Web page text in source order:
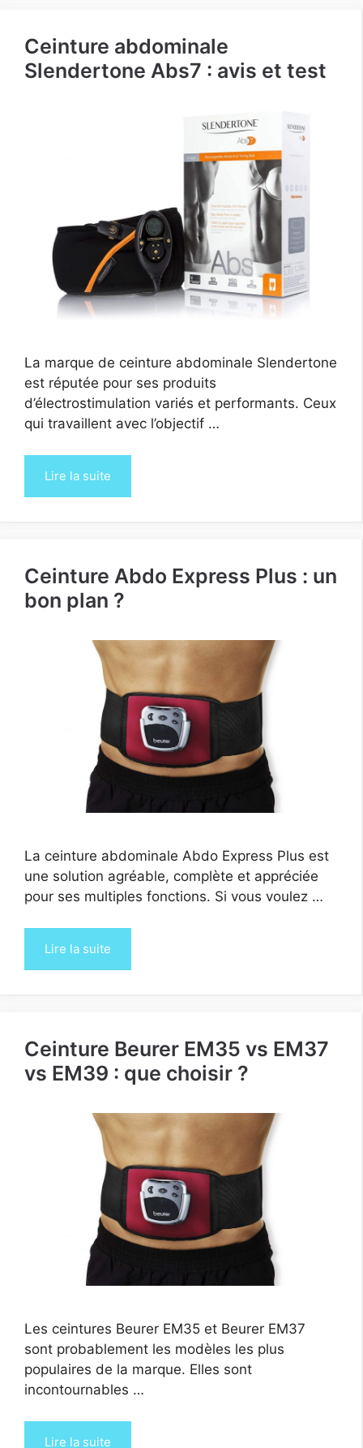
Ceinture abdominale
Slendertone Abs7 : avis et test
La marque de ceinture abdominale Slendertone
est réputée pour ses produits
d’électrostimulation variés et performants. Ceux
qui travaillent avec l’objectif …
Lire la suite
Ceinture Abdo Express Plus : un
bon plan ?
La ceinture abdominale Abdo Express Plus est
une solution agréable, complète et appréciée
pour ses multiples fonctions. Si vous voulez …
Lire la suite
Ceinture Beurer EM35 vs EM37
vs EM39 : que choisir ?
Les ceintures Beurer EM35 et Beurer EM37
sont probablement les modèles les plus
populaires de la marque. Elles sont
incontournables …
Lire la suite